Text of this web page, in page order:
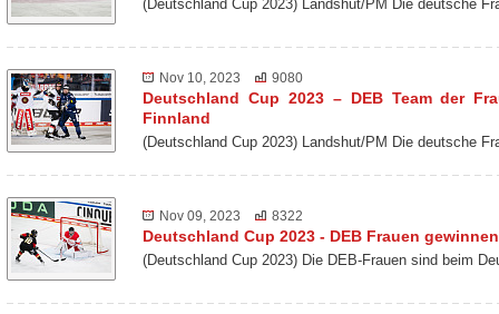
(Deutschland Cup 2023) Landshut/PM Die deutsche
Nov 10, 2023 9080
Deutschland Cup 2023 – DEB Team der
Finnland
(Deutschland Cup 2023) Landshut/PM Die deutsche
Nov 09, 2023 8322
Deutschland Cup 2023 - DEB Frauen
(Deutschland Cup 2023) Die DEB-Frauen sind beim